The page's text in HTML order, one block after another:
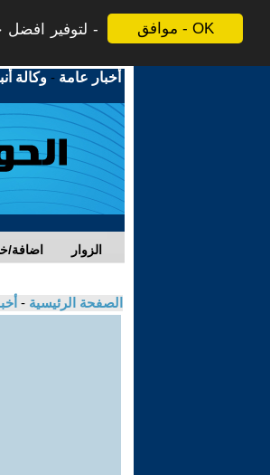
موافق - OK
لتوفير افضل
أخبار عامة -وكالة
اضافة/ الزوار
الصفحة الرئيسية -